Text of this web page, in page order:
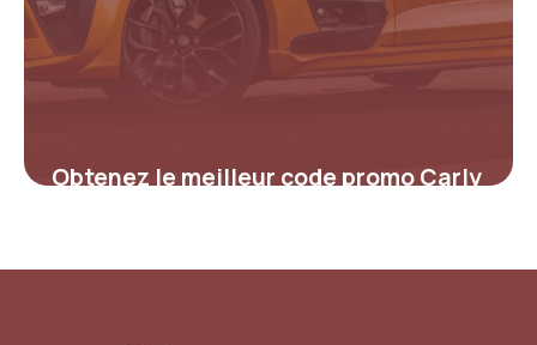
Obtenez le meilleur code promo Carly